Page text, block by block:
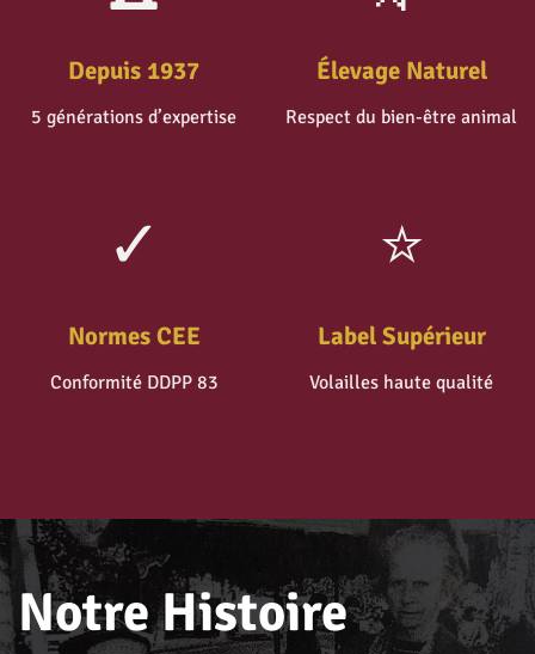
Depuis 1937
5 générations d’expertise
Élevage Naturel
Respect du bien-être animal
✓
Normes CEE
Conformité DDPP 83
⭐
Label Supérieur
Volailles haute qualité
Notre Histoire